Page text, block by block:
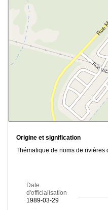
Origine et signification
Thématique de noms de rivières
Date
d'officialisation
1989-03-29